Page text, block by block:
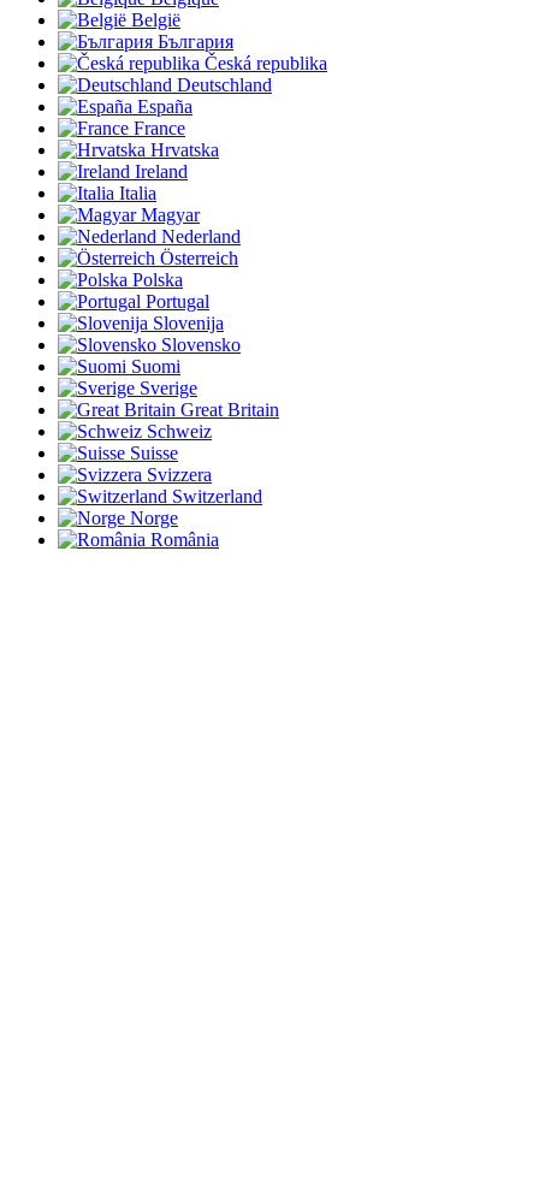
België
България
Česká republika
Deutschland
España
France
Hrvatska
Ireland
Italia
Magyar
Nederland
Österreich
Polska
Portugal
Slovenija
Slovensko
Suomi
Sverige
Great Britain
Schweiz
Suisse
Svizzera
Switzerland
Norge
România